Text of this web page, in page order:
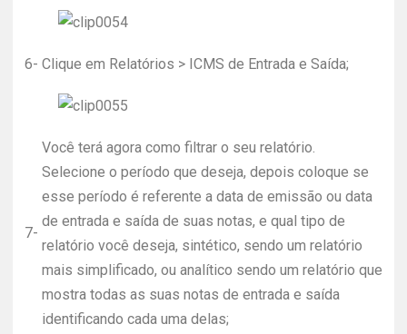
6- Clique em Relatórios > ICMS de Entrada e Saída;
7-
Você terá agora como filtrar o seu relatório.
Selecione o período que deseja, depois coloque se
esse período é referente a data de emissão ou data
de entrada e saída de suas notas, e qual tipo de
relatório você deseja, sintético, sendo um relatório
mais simplificado, ou analítico sendo um relatório que
mostra todas as suas notas de entrada e saída
identificando cada uma delas;